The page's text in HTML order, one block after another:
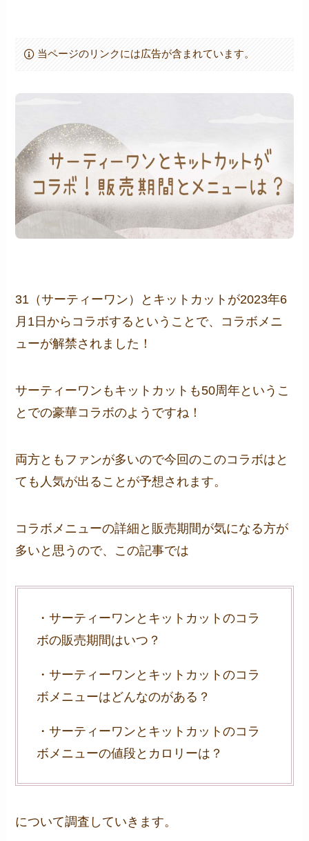
当ページのリンクには広告が含まれています。
31（サーティーワン）とキットカットが2023年6
月1日からコラボするということで、コラボメニ
ューが解禁されました！
サーティーワンもキットカットも50周年というこ
とでの豪華コラボのようですね！
両方ともファンが多いので今回のこのコラボはと
ても人気が出ることが予想されます。
コラボメニューの詳細と販売期間が気になる方が
多いと思うので、この記事では
・サーティーワンとキットカットのコラ
ボの販売期間はいつ？
・サーティーワンとキットカットのコラ
ボメニューはどんなのがある？
・サーティーワンとキットカットのコラ
ボメニューの値段とカロリーは？
について調査していきます。